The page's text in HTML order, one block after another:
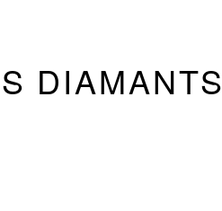
DIAMANTS